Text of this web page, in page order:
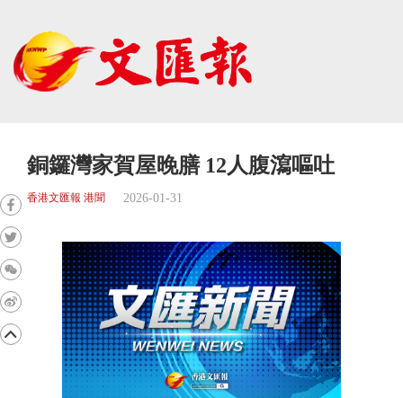
銅鑼灣家賀屋晚膳 12人腹瀉嘔吐
香港文匯報 港聞 2026-01-31